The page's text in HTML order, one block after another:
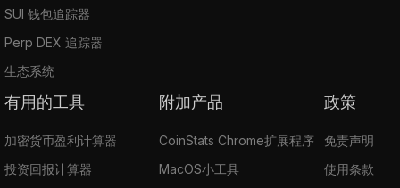
SUI 钱包追踪器
Perp DEX 追踪器
生态系统
有用的工具
加密货币盈利计算器
投资回报计算器
附加产品
CoinStats Chrome扩展程序
MacOS小工具
政策
免责声明
使用条款